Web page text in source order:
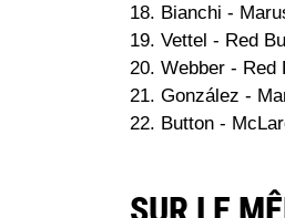
18. Bianchi -
19. Vettel - Red
20. Webber - Red
21. González -
22. Button -